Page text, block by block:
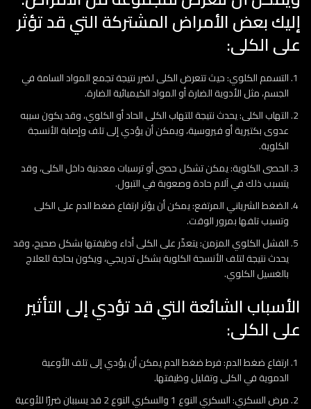
إليك بعض الأمراض المشتركة التي قد تؤثر
على الكلى:
التسمم الكلوي: حيث تتعرض الكلى لضرر نتيجة تجمع المواد السامة في
الجسم، مثل الأدوية الضارة أو المواد الكيميائية الضارة.
التهاب الكلى: يحدث نتيجة للتهاب الكلى الحاد أو الكلوي، وقد يكون سببه
عدوى بكتيرية أو فيروسية، ويمكن أن يؤدي إلى تلف وإصابة الأنسجة
الكلوية.
الحصى الكلوية: يمكن تشكل حصى أو ترسبات معدنية داخل الكلى، وقد
يتسبب ذلك في آلام حادة وصعوبة في التبول.
الضغط الشرياني المرتفع: يمكن أن يؤثر ارتفاع ضغط الدم على الكلى
وتسبب تلفها بمرور الوقت.
الفشل الكلوي المزمن: يتعذّر على الكلى أداء وظيفتها بشكل صحيح، وقد
يحدث نتيجة لتلف الأنسجة الكلوية بشكل تدريجي، ويكون بحاجة للعلاج
بالغسيل الكلوي.
الأسباب الشائعة التي قد تؤدي إلى التأثير
على الكلى:
ارتفاع ضغط الدم: فرط ضغط الدم يمكن أن يؤدي إلى تلف الأوعية
الدموية في الكلى وتقليل وظيفتها.
مرض السكري: السكري النوع 1 والسكري النوع 2 قد يسببان ضررًا للأوعية